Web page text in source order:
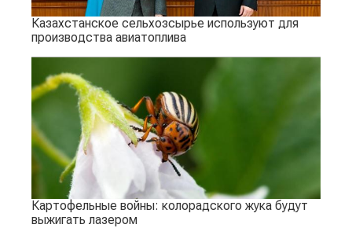
Казахстанское сельхозсырье используют для
производства авиатоплива
Картофельные войны: колорадского жука будут
выжигать лазером